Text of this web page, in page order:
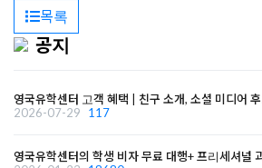
목록
공지
영국유학센터 고객 혜택 | 친구 소개, 소셜 미디어
2026-07-29
117
영국유학센터의 학생 비자 무료 대행+ 프리세셔널